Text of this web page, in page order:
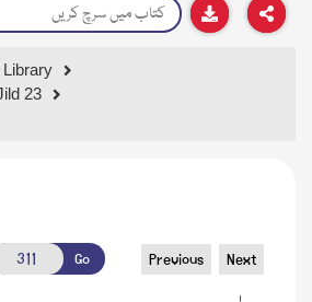
23
Go Previous Next